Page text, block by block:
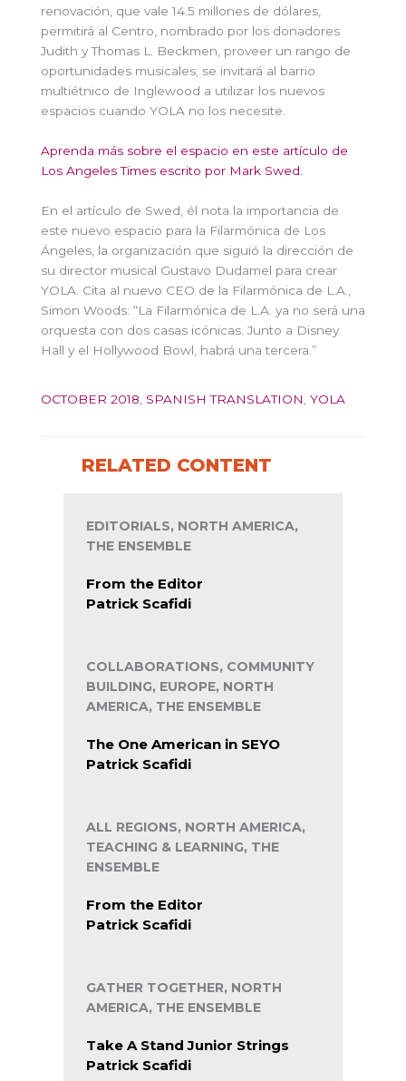
renovación, que vale 14.5 millones de dólares,
permitirá al Centro, nombrado por los donadores
Judith y Thomas L. Beckmen, proveer un rango de
oportunidades musicales; se invitará al barrio
multiétnico de Inglewood a utilizar los nuevos
espacios cuando YOLA no los necesite.
Aprenda más sobre el espacio en este artículo de
Los Angeles Times escrito por Mark Swed.
En el artículo de Swed, él nota la importancia de
este nuevo espacio para la Filarmónica de Los
Ángeles, la organización que siguió la dirección de
su director musical Gustavo Dudamel para crear
YOLA. Cita al nuevo CEO de la Filarmónica de L.A.,
Simon Woods: “La Filarmónica de L.A. ya no será una
orquesta con dos casas icónicas. Junto a Disney
Hall y el Hollywood Bowl, habrá una tercera.”
OCTOBER 2018 SPANISH TRANSLATION YOLA
RELATED CONTENT
EDITORIALS, NORTH AMERICA,
THE ENSEMBLE
From the Editor
Patrick Scafidi
COLLABORATIONS, COMMUNITY
BUILDING, EUROPE, NORTH
AMERICA, THE ENSEMBLE
The One American in SEYO
Patrick Scafidi
ALL REGIONS, NORTH AMERICA,
TEACHING & LEARNING, THE
ENSEMBLE
From the Editor
Patrick Scafidi
GATHER TOGETHER, NORTH
AMERICA, THE ENSEMBLE
Take A Stand Junior Strings
Patrick Scafidi